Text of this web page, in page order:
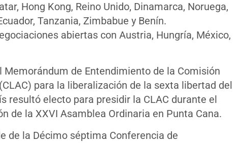
Hong Kong, Reino Unido, Dinamarca, Noruega,
Tanzania, Zimbabue y Benín.
abiertas con Austria, Hungría, México,
de Entendimiento de la Comisión
para la liberalización de la sexta libertad del
resultó electo para presidir la CLAC durante el
de la XXVI Asamblea Ordinaria en Punta Cana.
de la Décimo séptima Conferencia de